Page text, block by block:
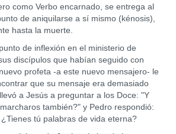
como Verbo encarnado, se entrega al
de aniquilarse a sí mismo (kénosis),
hasta la muerte.
de inflexión en el ministerio de
discípulos que habían seguido con
profeta -a este nuevo mensajero- le
que su mensaje era demasiado
a Jesús a preguntar a los Doce: "Y
también?" y Pedro respondió:
tú palabras de vida eterna?